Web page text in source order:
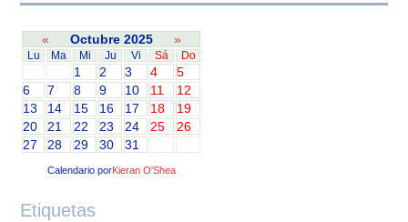
« Octubre 2025 »
Lu Ma Mi Ju Vi Sá Do
1 2 3 4
5
6
7 8 9 10 11
12
13
14 15 16 17 18
19
20
21 22 23 24 25
26
27
28 29 30 31
Calendario porKieran O'Shea
Etiquetas